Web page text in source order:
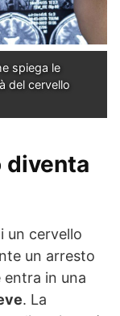
spiega le
del cervello
diventa
un cervello
un arresto
in una
. La